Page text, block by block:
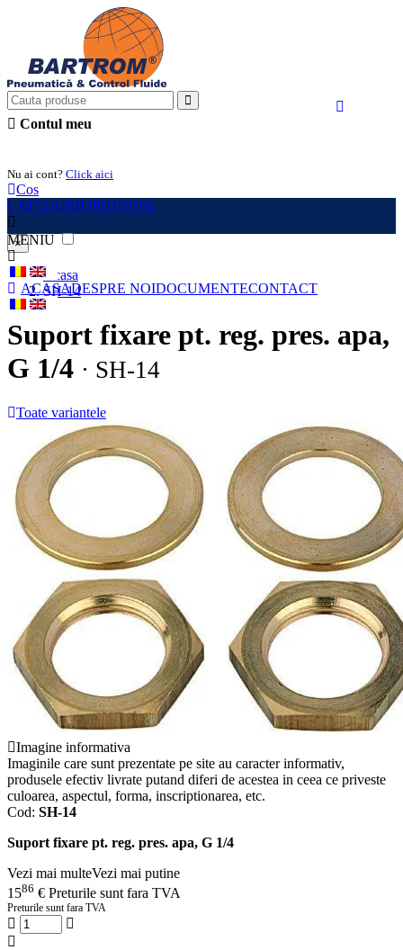
Contul meu
Nu ai cont? Click aici
Cos
CATEGORII PRODUSE
MENIU
ACASADESPRE NOIDOCUMENTECONTACT
×
Acasa
SH-14
Suport fixare pt. reg. pres. apa,
G 1/4 · SH-14
Toate variantele
Imagine informativa
Imaginile care sunt prezentate pe site au caracter informativ,
produsele efectiv livrate putand diferi de acestea in ceea ce priveste
culoarea, aspectul, forma, inscriptionarea, etc.
Cod: SH-14
Suport fixare pt. reg. pres. apa, G 1/4
Vezi mai multeVezi mai putine
1586 € Preturile sunt fara TVA
Preturile sunt fara TVA